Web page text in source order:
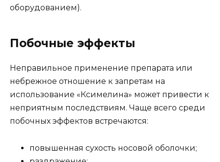
оборудованием).
Побочные эффекты
Неправильное применение препарата или
небрежное отношение к запретам на
использование «Ксимелина» может привести к
неприятным последствиям. Чаще всего среди
побочных эффектов встречаются:
повышенная сухость носовой оболочки;